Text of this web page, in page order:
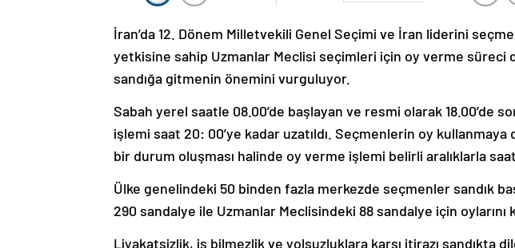
İran’da 12. Dönem Milletvekili Genel Seçimi ve İran liderini
yetkisine sahip Uzmanlar Meclisi seçimleri için oy verme süreci
sandığa gitmenin önemini vurguluyor.
Sabah yerel saatle 08.00’de başlayan ve resmi olarak 18.00’de
işlemi saat 20: 00’ye kadar uzatıldı. Seçmenlerin oy
bir durum oluşması halinde oy verme işlemi belirli aralıklarla
Ülke genelindeki 50 binden fazla merkezde seçmenler sandık
290 sandalye ile Uzmanlar Meclisindeki 88 sandalye için oylarını
Liyakatsizlik, iş bilmezlik ve yolsuzluklara karşı itirazı sandıkta